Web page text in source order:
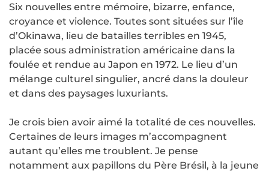
Six nouvelles entre mémoire, bizarre, enfance,
croyance et violence. Toutes sont situées sur l’île
d’Okinawa, lieu de batailles terribles en 1945,
placée sous administration américaine dans la
foulée et rendue au Japon en 1972. Le lieu d’un
mélange culturel singulier, ancré dans la douleur
et dans des paysages luxuriants.
Je crois bien avoir aimé la totalité de ces nouvelles.
Certaines de leurs images m’accompagnent
autant qu’elles me troublent. Je pense
notamment aux papillons du Père Brésil, à la jeune